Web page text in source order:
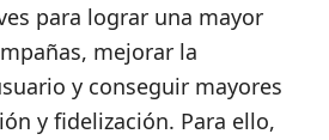
para lograr una mayor
mejorar la
y conseguir mayores
y fidelización. Para ello,